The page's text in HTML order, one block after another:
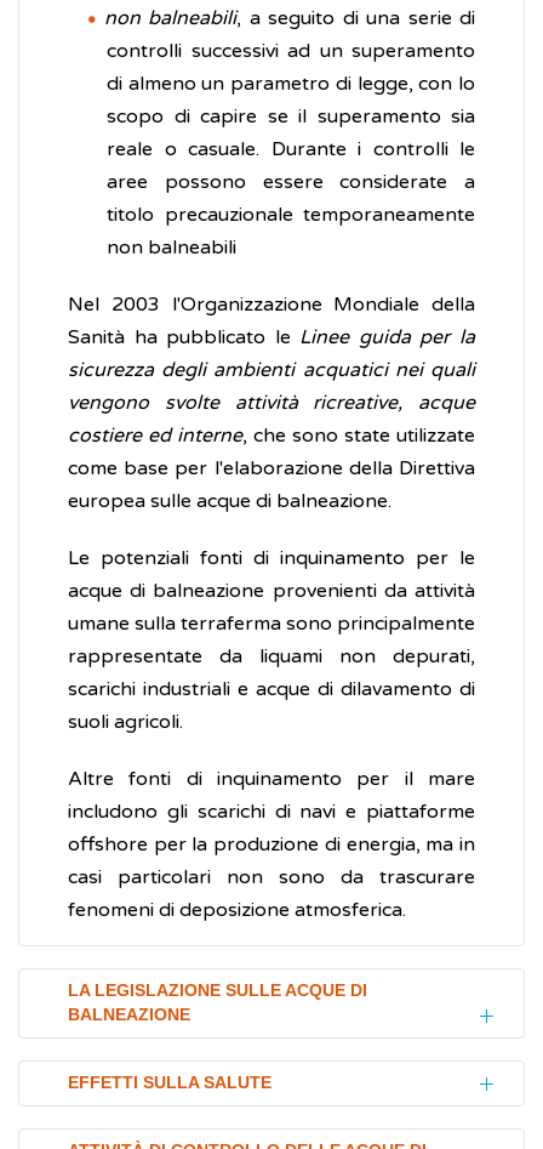
non balneabili, a seguito di una serie di
controlli successivi ad un superamento
di almeno un parametro di legge, con lo
scopo di capire se il superamento sia
reale o casuale. Durante i controlli le
aree possono essere considerate a
titolo precauzionale temporaneamente
non balneabili
Nel 2003 l'Organizzazione Mondiale della
Sanità ha pubblicato le Linee guida per la
sicurezza degli ambienti acquatici nei quali
vengono svolte attività ricreative, acque
costiere ed interne, che sono state utilizzate
come base per l'elaborazione della Direttiva
europea sulle acque di balneazione.
Le potenziali fonti di inquinamento per le
acque di balneazione provenienti da attività
umane sulla terraferma sono principalmente
rappresentate da liquami non depurati,
scarichi industriali e acque di dilavamento di
suoli agricoli.
Altre fonti di inquinamento per il mare
includono gli scarichi di navi e piattaforme
offshore per la produzione di energia, ma in
casi particolari non sono da trascurare
fenomeni di deposizione atmosferica.
LA LEGISLAZIONE SULLE ACQUE DI
BALNEAZIONE
La Direttiva 2006/7/CE, che integra aspetti
ambientali e sanitari, ha introdotto profonde
EFFETTI SULLA SALUTE